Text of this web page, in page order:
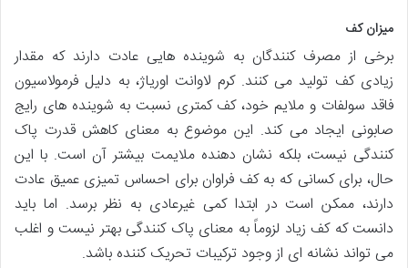
میزان کف
برخی از مصرف کنندگان به شوینده هایی عادت دارند که مقدار
زیادی کف تولید می کنند. کرم لاوانت اوریاژ، به دلیل فرمولاسیون
فاقد سولفات و ملایم خود، کف کمتری نسبت به شوینده های رایج
صابونی ایجاد می کند. این موضوع به معنای کاهش قدرت پاک
کنندگی نیست، بلکه نشان دهنده ملایمت بیشتر آن است. با این
حال، برای کسانی که به کف فراوان برای احساس تمیزی عمیق عادت
دارند، ممکن است در ابتدا کمی غیرعادی به نظر برسد. اما باید
دانست که کف زیاد لزوماً به معنای پاک کنندگی بهتر نیست و اغلب
می تواند نشانه ای از وجود ترکیبات تحریک کننده باشد.